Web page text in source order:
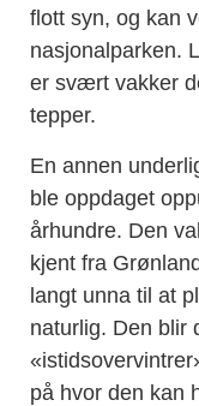
flott syn, og kan
nasjonalparken.
er svært vakker
tepper.
En annen
ble oppdaget
århundre. Den
kjent fra
langt unna til at
naturlig. Den blir
på hvor den kan